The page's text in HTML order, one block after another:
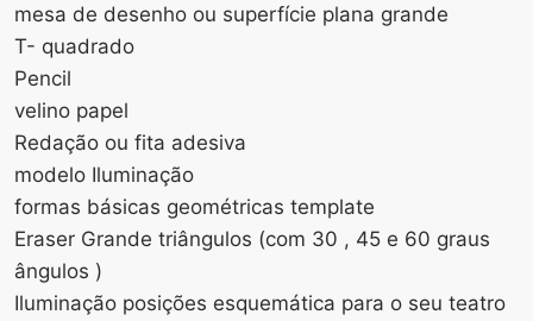
mesa de desenho ou superfície plana grande
T- quadrado
Pencil
velino papel
Redação ou fita adesiva
modelo Iluminação
formas básicas geométricas template
Eraser Grande triângulos (com 30 , 45 e 60 graus
ângulos )
Iluminação posições esquemática para o seu teatro